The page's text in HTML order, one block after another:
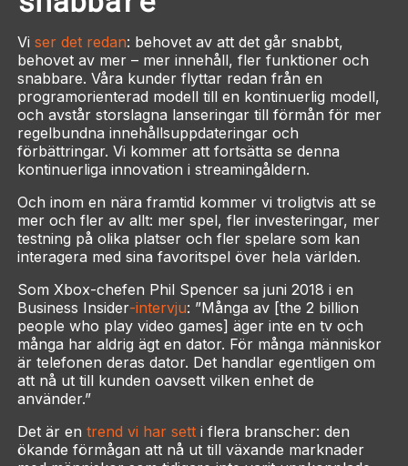
Vi ser det redan: behovet av att det går snabbt,
behovet av mer – mer innehåll, fler funktioner och
snabbare. Våra kunder flyttar redan från en
programorienterad modell till en kontinuerlig modell,
och avstår storslagna lanseringar till förmån för mer
regelbundna innehållsuppdateringar och
förbättringar. Vi kommer att fortsätta se denna
kontinuerliga innovation i streamingåldern.
Och inom en nära framtid kommer vi troligtvis att se
mer och fler av allt: mer spel, fler investeringar, mer
testning på olika platser och fler spelare som kan
interagera med sina favoritspel över hela världen.
Som Xbox-chefen Phil Spencer sa juni 2018 i en
Business Insider-intervju: ”Många av [the 2 billion
people who play video games] äger inte en tv och
många har aldrig ägt en dator. För många människor
är telefonen deras dator. Det handlar egentligen om
att nå ut till kunden oavsett vilken enhet de
använder.”
Det är en trend vi har setti flera branscher: den
ökande förmågan att nå ut till växande marknader